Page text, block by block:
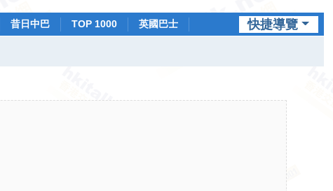
快捷導覽
昔日中巴 TOP 1000
英國巴士